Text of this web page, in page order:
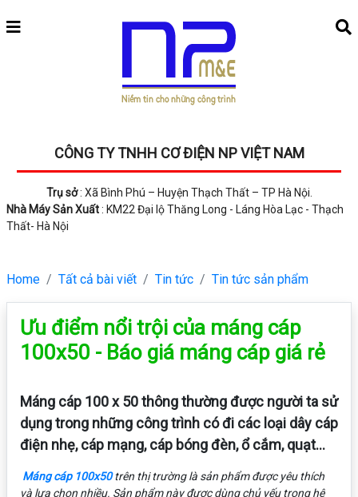
CÔNG TY TNHH CƠ ĐIỆN NP VIỆT NAM
Trụ sở: Xã Bình Phú – Huyện Thạch Thất – TP Hà Nội.
Nhà Máy Sản Xuất: KM22 Đại lộ Thăng Long - Láng Hòa Lạc - Thạch
Thất- Hà Nội
Home Tất cả bài viết Tin tức Tin tức sản phẩm
Ưu điểm nổi trội của máng cáp
100x50 - Báo giá máng cáp giá rẻ
Máng cáp 100 x 50 thông thường được người ta sử
dụng trong những công trình có đi các loại dây cáp
điện nhẹ, cáp mạng, cáp bóng đèn, ổ cắm, quạt…
Máng cáp 100x50 trên thị trường là sản phẩm được yêu thích
và lựa chọn nhiều. Sản phẩm này được dùng chủ yếu trong hệ